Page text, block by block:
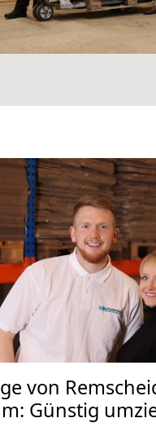
von
Günstig